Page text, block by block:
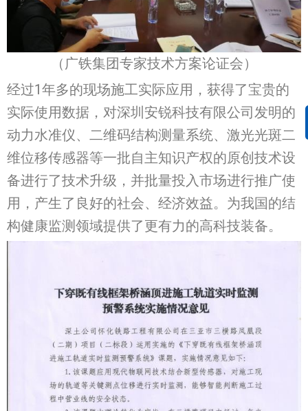
（广铁集团专家技术方案论证会）
经过1年多的现场施工实际应用，获得了宝贵的
实际使用数据，对深圳安锐科技有限公司发明的
动力水准仪、二维码结构测量系统、激光光斑二
维位移传感器等一批自主知识产权的原创技术设
备进行了技术升级，并批量投入市场进行推广使
用，产生了良好的社会、经济效益。为我国的结
构健康监测领域提供了更有力的高科技装备。